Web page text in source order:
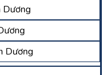
Dương
Dương